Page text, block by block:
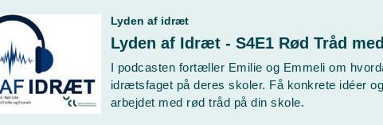
Lyden af idræt
Lyden af Idræt - S4E1 Rød Tråd
I podcasten fortæller Emilie og Emmeli om
idrætsfaget på deres skoler. Få konkrete idéer
arbejdet med rød tråd på din skole.